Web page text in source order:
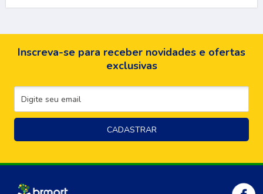
Inscreva-se para receber novidades e ofertas
exclusivas